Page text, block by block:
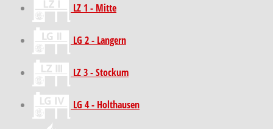
LZ 1 - Mitte
LG 2 - Langern
LZ 3 - Stockum
LG 4 - Holthausen